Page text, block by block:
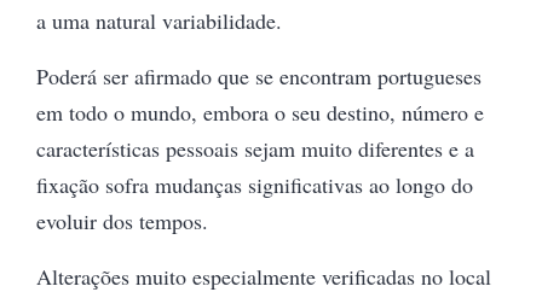
a uma natural variabilidade.
Poderá ser afirmado que se encontram portugueses
em todo o mundo, embora o seu destino, número e
características pessoais sejam muito diferentes e a
fixação sofra mudanças significativas ao longo do
evoluir dos tempos.
Alterações muito especialmente verificadas no local